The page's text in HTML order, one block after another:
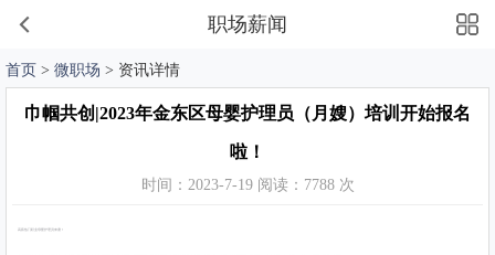
职场薪闻
首页 > 微职场 > 资讯详情
巾帼共创|2023年金东区母婴护理员（月嫂）培训开始报名
啦！
时间：2023-7-19 阅读：7788 次
高薪热门职业母婴护理员来袭！